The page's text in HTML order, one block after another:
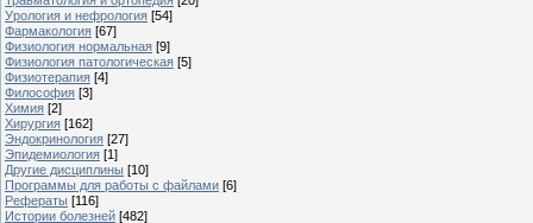
Урология и нефрология [54]
Фармакология [67]
Физиология нормальная [9]
Физиология патологическая [5]
Физиотерапия [4]
Философия [3]
Химия [2]
Хирургия [162]
Эндокринология [27]
Эпидемиология [1]
Другие дисциплины [10]
Программы для работы с файлами [6]
Рефераты [116]
Истории болезней [482]